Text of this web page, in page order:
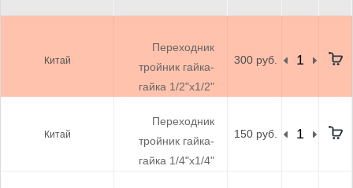
Китай
Переходник
тройник гайка-
гайка 1/2"х1/2"
300 руб.
Китай
Переходник
тройник гайка-
гайка 1/4"х1/4"
150 руб.